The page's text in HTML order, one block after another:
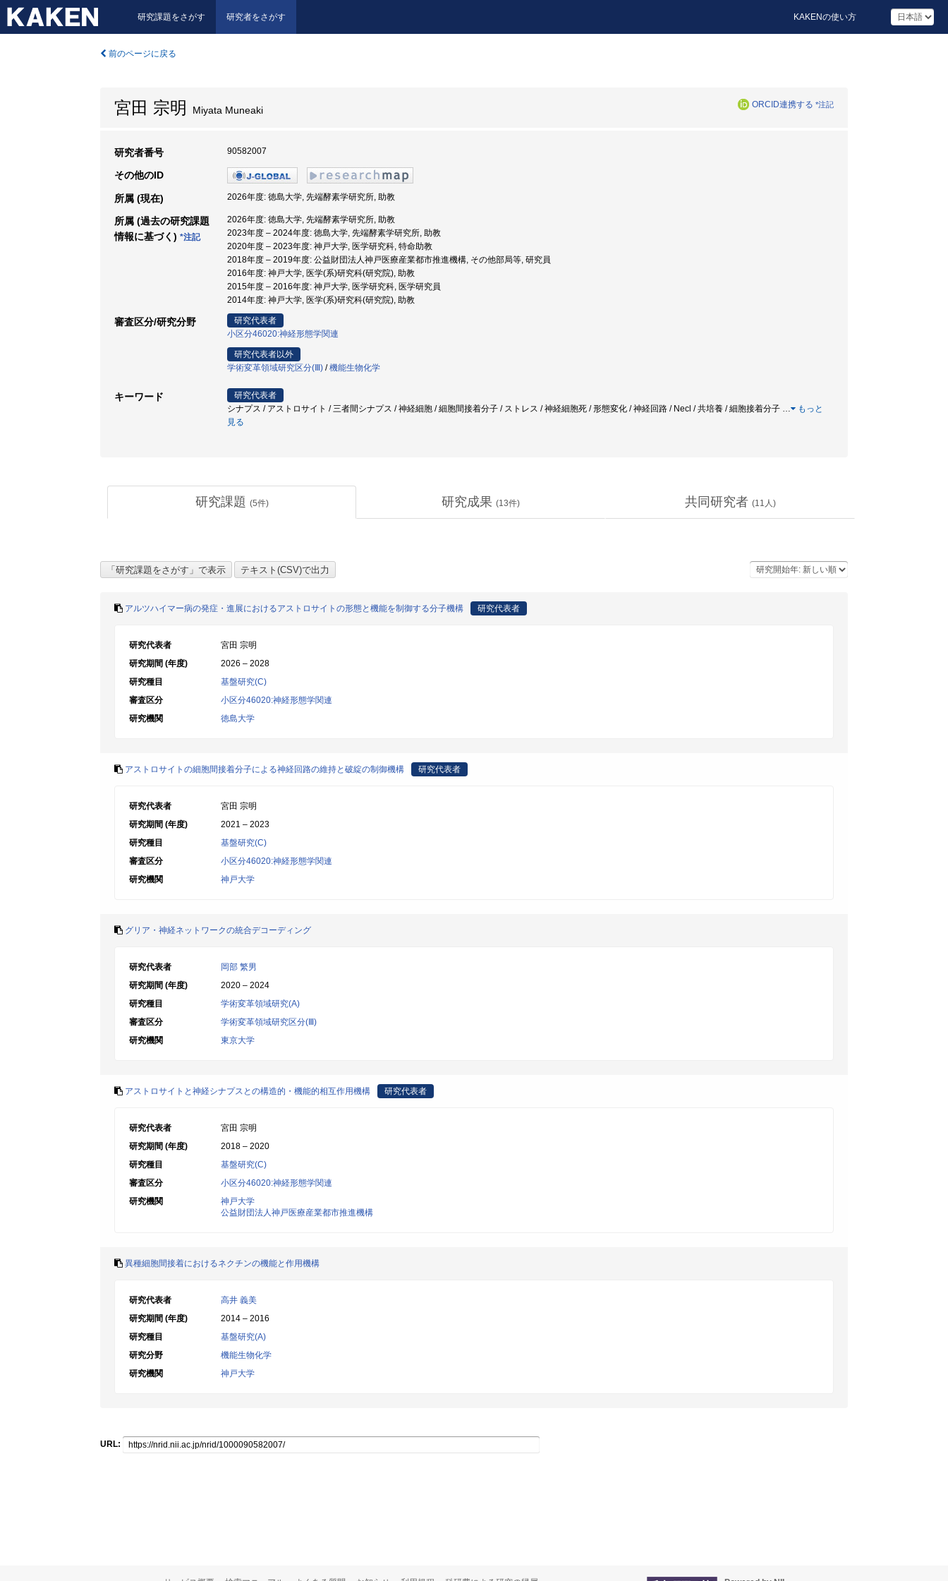
研究課題をさがす 研究者をさがす KAKENの使い方
前のページに戻る
宮田 宗明 Miyata Muneaki ORCID連携する *注記
研究者番号 90582007
その他のID
所属 (現在) 2026年度: 徳島大学, 先端酵素学研究所, 助教
所属 (過去の研究課題
情報に基づく) *注記
2026年度: 徳島大学, 先端酵素学研究所, 助教
2023年度 – 2024年度: 徳島大学, 先端酵素学研究所, 助教
2020年度 – 2023年度: 神戸大学, 医学研究科, 特命助教
2018年度 – 2019年度: 公益財団法人神戸医療産業都市推進機構, その他部局等, 研究員
2016年度: 神戸大学, 医学(系)研究科(研究院), 助教
2015年度 – 2016年度: 神戸大学, 医学研究科, 医学研究員
2014年度: 神戸大学, 医学(系)研究科(研究院), 助教
審査区分/研究分野
研究代表者
小区分46020:神経形態学関連
研究代表者以外
学術変革領域研究区分(Ⅲ) /機能生物化学
キーワード
研究代表者
シナプス / アストロサイト / 三者間シナプス / 神経細胞 / 細胞間接着分子 / ストレス / 神経細胞死 / 形態変化 / 神経回路 / Necl / 共培養 / 細胞接着分子 …
もっと
見る
研究課題 (5件) 研究成果 (13件) 共同研究者 (11 人)
アルツハイマー病の発症・進展におけるアストロサイトの形態と機能を制御する分子機構 研究代表者
研究代表者
宮田 宗明
研究期間 (年度)
2026 – 2028
研究種目
基盤研究(C)
審査区分
小区分46020:神経形態学関連
研究機関
徳島大学
アストロサイトの細胞間接着分子による神経回路の維持と破綻の制御機構 研究代表者
研究代表者
宮田 宗明
研究期間 (年度)
2021 – 2023
研究種目
基盤研究(C)
審査区分
小区分46020:神経形態学関連
研究機関
神戸大学
グリア・神経ネットワークの統合デコーディング
研究代表者
岡部 繁男
研究期間 (年度)
2020 – 2024
研究種目
学術変革領域研究(A)
審査区分
学術変革領域研究区分(Ⅲ)
研究機関
東京大学
アストロサイトと神経シナプスとの構造的・機能的相互作用機構 研究代表者
研究代表者
宮田 宗明
研究期間 (年度)
2018 – 2020
研究種目
基盤研究(C)
審査区分
小区分46020:神経形態学関連
研究機関
神戸大学
公益財団法人神戸医療産業都市推進機構
異種細胞間接着におけるネクチンの機能と作用機構
研究代表者
高井 義美
研究期間 (年度)
2014 – 2016
研究種目
基盤研究(A)
研究分野
機能生物化学
研究機関
神戸大学
URL: